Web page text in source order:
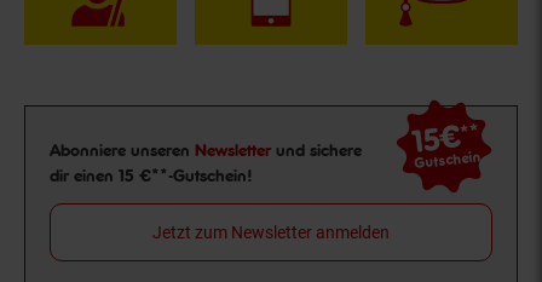
Newsletter Anmeldung
Abonniere unseren Newsletter und sichere
dir einen 15 €**-Gutschein!
15€**
Gutschein
Jetzt zum Newsletter anmelden